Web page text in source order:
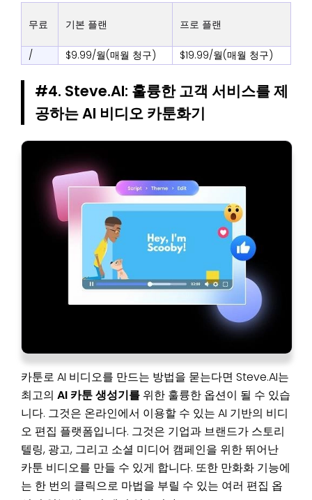
무료 기본 플랜 프로 플랜
/ $9.99/월(매월 청구) $19.99/월(매월 청구)
#4. Steve.AI: 훌륭한 고객 서비스를 제
공하는 AI 비디오 카툰화기
카툰로 AI 비디오를 만드는 방법을 묻는다면 Steve.AI는
최고의 AI 카툰 생성기를 위한 훌륭한 옵션이 될 수 있습
니다. 그것은 온라인에서 이용할 수 있는 AI 기반의 비디
오 편집 플랫폼입니다. 그것은 기업과 브랜드가 스토리
텔링, 광고, 그리고 소셜 미디어 캠페인을 위한 뛰어난
카툰 비디오를 만들 수 있게 합니다. 또한 만화화 기능에
는 한 번의 클릭으로 마법을 부릴 수 있는 여러 편집 옵